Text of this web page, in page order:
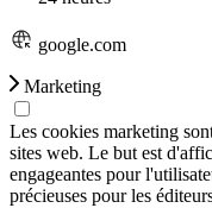
google.com
Marketing
Les cookies marketing
sites web. Le but est
engageantes pour
précieuses pour les